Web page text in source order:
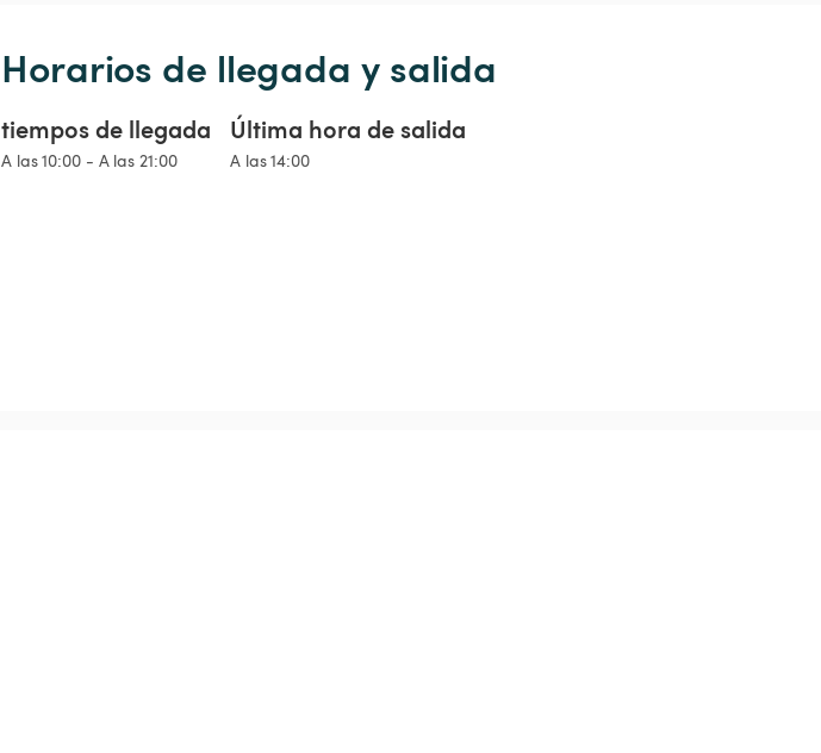
Horarios de llegada y salida
tiempos de llegada
A las 10:00 - A las 21:00
Última hora de salida
A las 14:00